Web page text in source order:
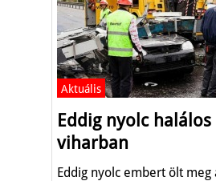
Aktuális
Eddig nyolc
viharban
Eddig nyolc embert ölt